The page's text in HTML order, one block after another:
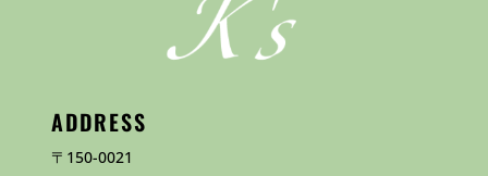
ADDRESS
〒150-0021